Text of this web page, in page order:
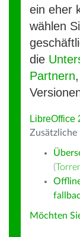
ein eher
wählen
die
Partnern
LibreOffice
Zusätzliche
(
Möchten